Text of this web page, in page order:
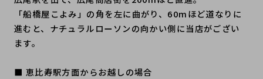
「船橋屋こよみ」の角を左に曲がり、60mほど道なりに
進むと、ナチュラルローソンの向かい側に当店がござい
ます。
■ 恵比寿駅方面からお越しの場合